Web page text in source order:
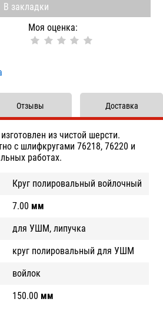
В закладки
Моя оценка:
из чистой шерсти.
с шлифкругами 76218, 76220 и
работах.
Круг полировальный войлочный
7.00 мм
для УШМ, липучка
круг полировальный для УШМ
войлок
150.00 мм
Отзывы Доставка